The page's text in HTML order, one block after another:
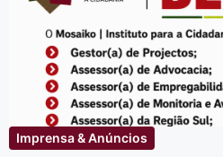
Imprensa & Anúncios